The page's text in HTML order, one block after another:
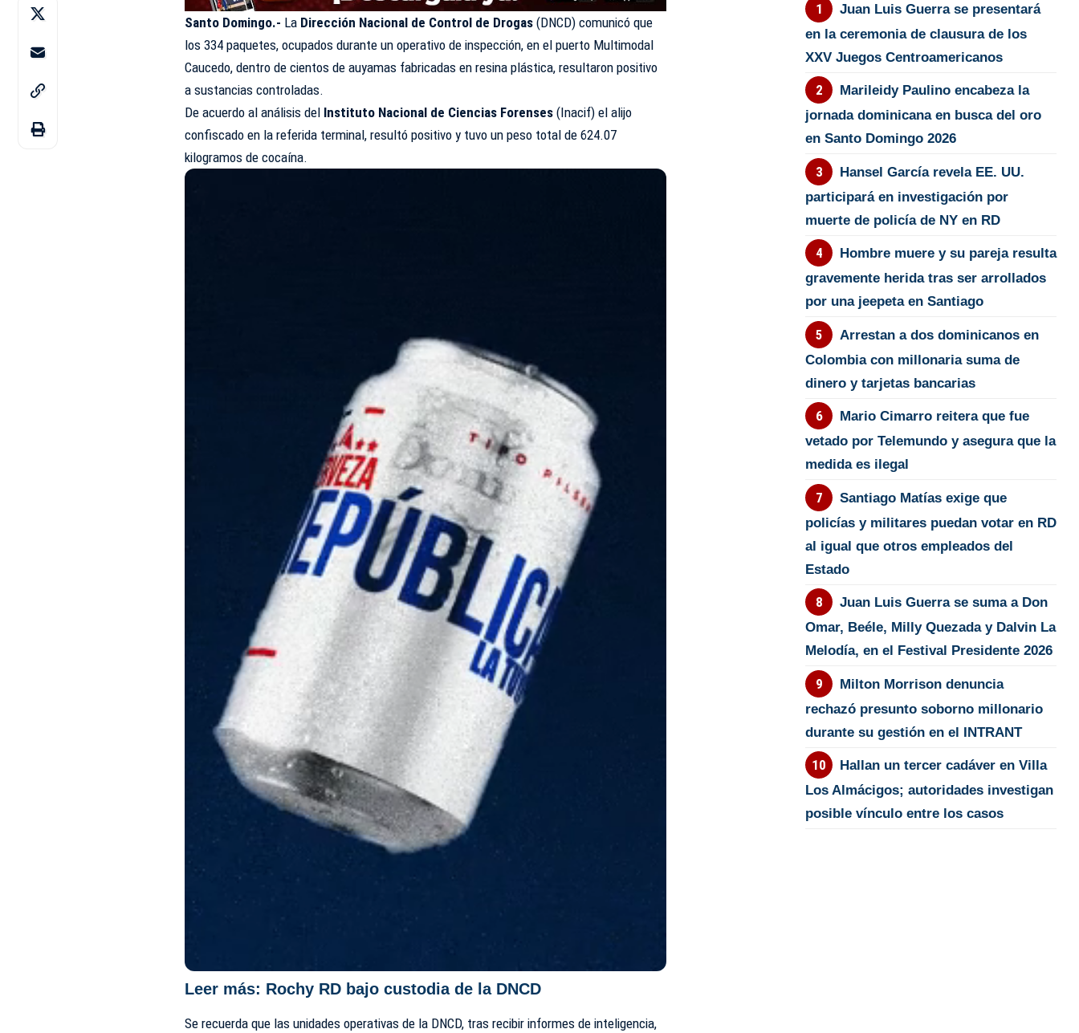
Santo Domingo.- La Dirección Nacional de Control de Drogas (DNCD) comunicó que
los 334 paquetes, ocupados durante un operativo de inspección, en el puerto Multimodal
Caucedo, dentro de cientos de auyamas fabricadas en resina plástica, resultaron positivo
a sustancias controladas.
De acuerdo al análisis del Instituto Nacional de Ciencias Forenses (Inacif) el alijo
confiscado en la referida terminal, resultó positivo y tuvo un peso total de 624.07
kilogramos de cocaína.
Leer más: Rochy RD bajo custodia de la DNCD
Se recuerda que las unidades operativas de la DNCD, tras recibir informes de inteligencia,
Juan Luis Guerra se presentará
en la ceremonia de clausura de los
XXV Juegos Centroamericanos
Marileidy Paulino encabeza la
jornada dominicana en busca del oro
en Santo Domingo 2026
Hansel García revela EE. UU.
participará en investigación por
muerte de policía de NY en RD
Hombre muere y su pareja resulta
gravemente herida tras ser arrollados
por una jeepeta en Santiago
Arrestan a dos dominicanos en
Colombia con millonaria suma de
dinero y tarjetas bancarias
Mario Cimarro reitera que fue
vetado por Telemundo y asegura que la
medida es ilegal
Santiago Matías exige que
policías y militares puedan votar en RD
al igual que otros empleados del
Estado
Juan Luis Guerra se suma a Don
Omar, Beéle, Milly Quezada y Dalvin La
Melodía, en el Festival Presidente 2026
Milton Morrison denuncia
rechazó presunto soborno millonario
durante su gestión en el INTRANT
Hallan un tercer cadáver en Villa
Los Almácigos; autoridades investigan
posible vínculo entre los casos